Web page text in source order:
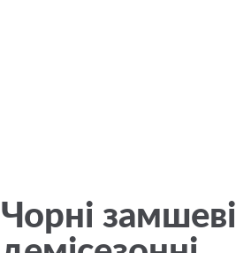
Чорні замшеві